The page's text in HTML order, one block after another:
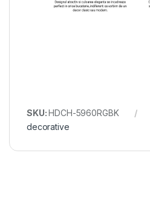
SKU:HDCH-5960RGBK
decorative